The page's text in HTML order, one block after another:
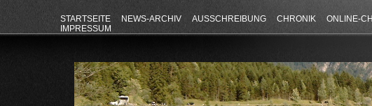
STARTSEITE NEWS-ARCHIV AUSSCHREIBUNG CHRONIK ONLINE-
IMPRESSUM